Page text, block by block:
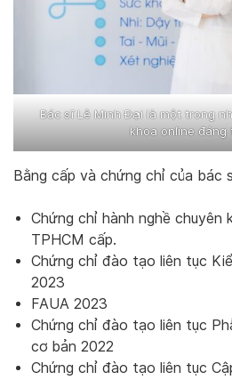
Bác sĩ Lê Minh Đại là một trong
khoa online đáng
Bằng cấp và chứng chỉ của bác
Chứng chỉ hành nghề chuyên
TPHCM cấp.
Chứng chỉ đào tạo liên tục
2023
FAUA 2023
Chứng chỉ đào tạo liên tục
cơ bản 2022
Chứng chỉ đào tạo liên tục